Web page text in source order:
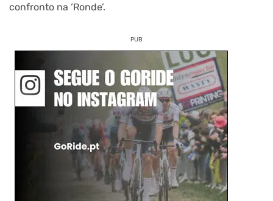
confronto na ‘Ronde’.
PUB